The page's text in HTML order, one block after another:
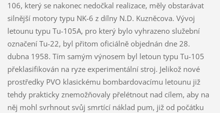
106, který se nakonec nedočkal realizace, měly obstarávat
silnější motory typu NK-6 z dílny N.D. Kuzněcova. Vývoj
letounu typu Tu-105A, pro který bylo vyhrazeno služební
označení Tu-22, byl přitom oficiálně objednán dne 28.
dubna 1958. Tím samým výnosem byl letoun typu Tu-105
překlasifikován na ryze experimentální stroj. Jelikož nové
prostředky PVO klasickému bombardovacímu letounu již
tehdy prakticky znemožňovaly přelétnout nad cílem, aby na
něj mohl svrhnout svůj smrtící náklad pum, již od počátku